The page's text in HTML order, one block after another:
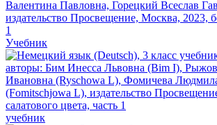
Учебник
учебник